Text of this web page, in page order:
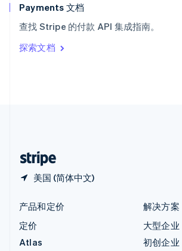
Payments 文档
查找 Stripe 的付款 API 集成指南。
探索文档
美国 (简体中文)
English
ItalianoEnglish
印度
English
产品和定价
定价
Atlas
解决方案
大型企业
初创企业